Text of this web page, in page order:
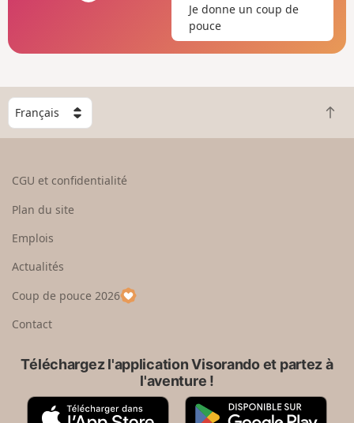
Je donne un coup de
pouce
C
h
o
e
u
p
a
R
e
CGU et confidentialité
Plan du site
Emplois
Actualités
Coup de pouce 2026
Contact
Téléchargez l'application Visorando et partez à
l'aventure !
A
G